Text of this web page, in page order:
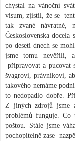
chystal na vánoční
visum, zjistil, že se
tak zvané
Československa
po deseti dnech se
jsme tomu nevěřili,
připravovat a pucovat
švagrovi, právníkovi,
takového nemáme
to nedopadlo dobře.
Z jiných zdrojů jsme
problémů funguje.
poštou. Stále jsme
pochopitelně zase